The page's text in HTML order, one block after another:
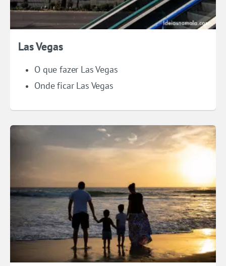
Las Vegas
O que fazer Las Vegas
Onde ficar Las Vegas